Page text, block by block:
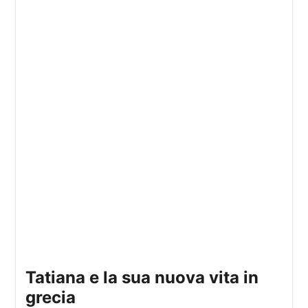
tatiana e la sua nuova vita in
grecia